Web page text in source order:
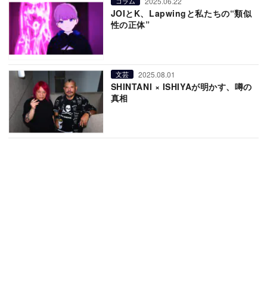
JOIとK、Lapwingと私たちの“類似
性の正体”
文芸 2025.08.01
SHINTANI × ISHIYAが明かす、噂の
真相